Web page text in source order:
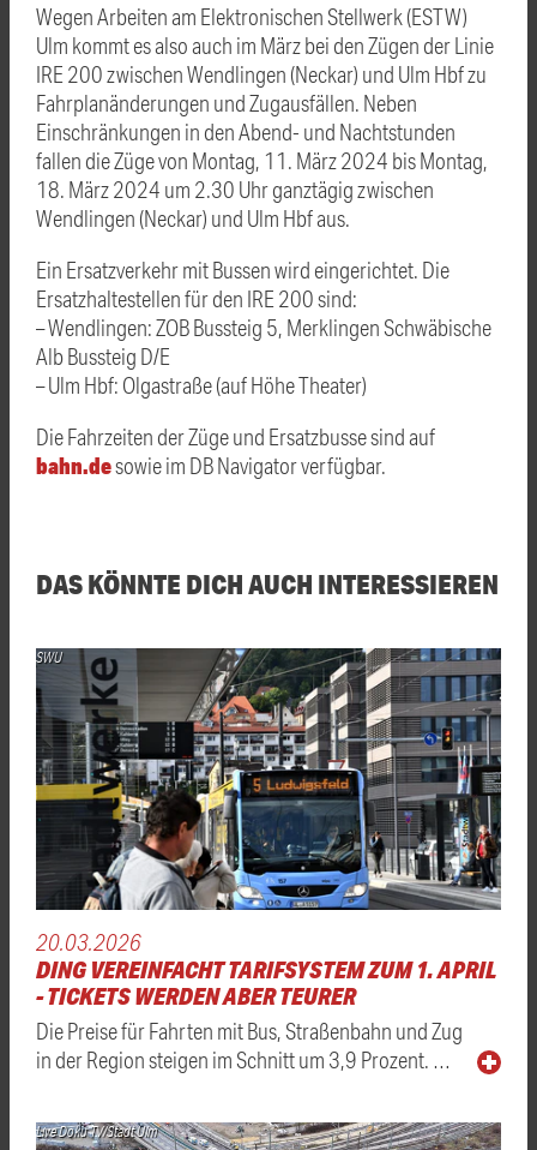
Wegen Arbeiten am Elektronischen Stellwerk (ESTW)
Ulm kommt es also auch im März bei den Zügen der Linie
IRE 200 zwischen Wendlingen (Neckar) und Ulm Hbf zu
Fahrplanänderungen und Zugausfällen. Neben
Einschränkungen in den Abend- und Nachtstunden
fallen die Züge von Montag, 11. März 2024 bis Montag,
18. März 2024 um 2.30 Uhr ganztägig zwischen
Wendlingen (Neckar) und Ulm Hbf aus.
Ein Ersatzverkehr mit Bussen wird eingerichtet. Die
Ersatzhaltestellen für den IRE 200 sind:
– Wendlingen: ZOB Bussteig 5, Merklingen Schwäbische
Alb Bussteig D/E
– Ulm Hbf: Olgastraße (auf Höhe Theater)
Die Fahrzeiten der Züge und Ersatzbusse sind auf
bahn.desowie im DB Navigator verfügbar.
DAS KÖNNTE DICH AUCH INTERESSIEREN
SWU
20.03.2026
DING VEREINFACHT TARIFSYSTEM ZUM 1. APRIL
- TICKETS WERDEN ABER TEURER
Die Preise für Fahrten mit Bus, Straßenbahn und Zug
in der Region steigen im Schnitt um 3,9 Prozent. …
Live Doku TV/Stadt Ulm